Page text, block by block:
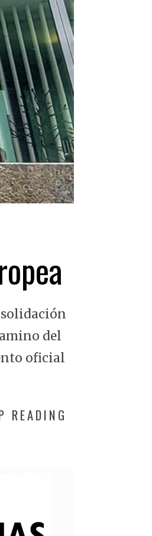
del
oficial
READING